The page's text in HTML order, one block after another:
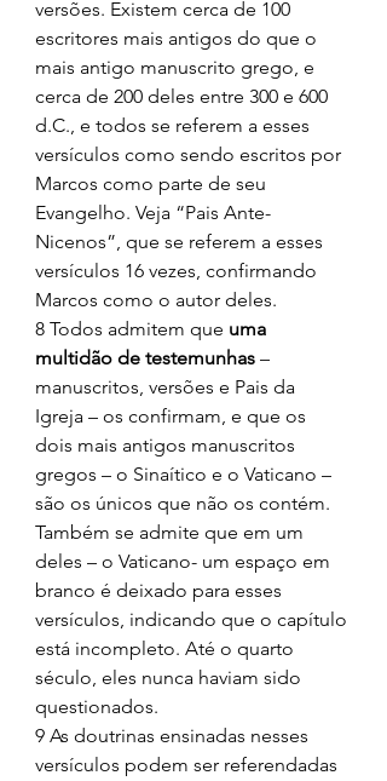
versões. Existem cerca de 100
escritores mais antigos do que o
mais antigo manuscrito grego, e
cerca de 200 deles entre 300 e 600
d.C., e todos se referem a esses
versículos como sendo escritos por
Marcos como parte de seu
Evangelho. Veja “Pais Ante-
Nicenos”, que se referem a esses
versículos 16 vezes, confirmando
Marcos como o autor deles.
8 Todos admitem que uma
multidão de testemunhas –
manuscritos, versões e Pais da
Igreja – os confirmam, e que os
dois mais antigos manuscritos
gregos – o Sinaítico e o Vaticano –
são os únicos que não os contém.
Também se admite que em um
deles – o Vaticano- um espaço em
branco é deixado para esses
versículos, indicando que o capítulo
está incompleto. Até o quarto
século, eles nunca haviam sido
questionados.
9 As doutrinas ensinadas nesses
versículos podem ser referendadas